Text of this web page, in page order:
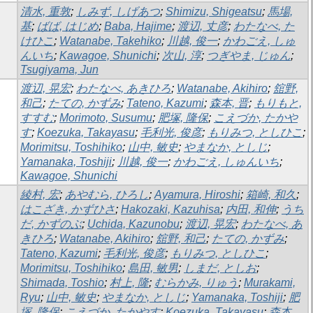
清水, 重敦; しみず, しげあつ; Shimizu, Shigeatsu; 馬場,
基; ばば, はじめ; Baba, Hajime; 渡辺, 丈彦; わたなべ, た
けひこ; Watanabe, Takehiko; 川越, 俊一; かわごえ, しゅ
んいち; Kawagoe, Shunichi; 次山, 淳; つぎやま, じゅん;
Tsugiyama, Jun
渡辺, 晃宏; わたなべ, あきひろ; Watanabe, Akihiro; 舘野,
和己; たての, かずみ; Tateno, Kazumi; 森本, 晋; もりもと,
すすむ; Morimoto, Susumu; 肥塚, 隆保; こえづか, たかや
す; Koezuka, Takayasu; 毛利光, 俊彦; もりみつ, としひこ;
Morimitsu, Toshihiko; 山中, 敏史; やまなか, としじ;
Yamanaka, Toshiji; 川越, 俊一; かわごえ, しゅんいち;
Kawagoe, Shunichi
綾村, 宏; あやむら, ひろし; Ayamura, Hiroshi; 箱崎, 和久;
はこざき, かずひさ; Hakozaki, Kazuhisa; 内田, 和伸; うち
だ, かずのぶ; Uchida, Kazunobu; 渡辺, 晃宏; わたなべ, あ
きひろ; Watanabe, Akihiro; 舘野, 和己; たての, かずみ;
Tateno, Kazumi; 毛利光, 俊彦; もりみつ, としひこ;
Morimitsu, Toshihiko; 島田, 敏男; しまだ, としお;
Shimada, Toshio; 村上, 隆; むらかみ, りゅう ; Murakami,
Ryu; 山中, 敏史; やまなか, としじ; Yamanaka, Toshiji; 肥